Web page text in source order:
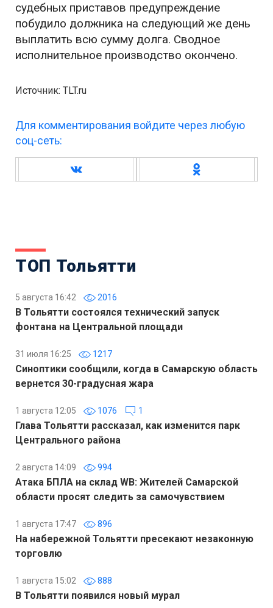
судебных приставов предупреждение
побудило должника на следующий же день
выплатить всю сумму долга. Сводное
исполнительное производство окончено.
Источник: TLT.ru
Для комментирования войдите через любую
соц-сеть:
ТОП Тольятти
5 августа 16:42 2016
В Тольятти состоялся технический запуск
фонтана на Центральной площади
31 июля 16:25 1217
Синоптики сообщили, когда в Самарскую область
вернется 30-градусная жара
1 августа 12:05 1076 1
Глава Тольятти рассказал, как изменится парк
Центрального района
2 августа 14:09 994
Атака БПЛА на склад WB: Жителей Самарской
области просят следить за самочувствием
1 августа 17:47 896
На набережной Тольятти пресекают незаконную
торговлю
1 августа 15:02 888
В Тольятти появился новый мурал